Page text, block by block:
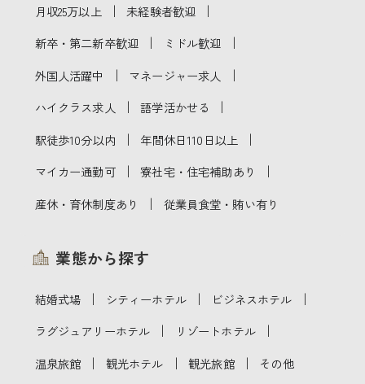
月収25万以上 ｜ 未経験者歓迎 ｜
新卒・第二新卒歓迎 ｜ ミドル歓迎 ｜
外国人活躍中 ｜ マネージャー求人 ｜
ハイクラス求人 ｜ 語学活かせる ｜
駅徒歩10分以内 ｜ 年間休日110日以上 ｜
マイカー通勤可 ｜ 寮社宅・住宅補助あり ｜
産休・育休制度あり ｜ 従業員食堂・賄い有り
業態から探す
結婚式場 ｜ シティーホテル ｜ ビジネスホテル ｜
ラグジュアリーホテル ｜ リゾートホテル ｜
温泉旅館 ｜ 観光ホテル ｜ 観光旅館 ｜ その他